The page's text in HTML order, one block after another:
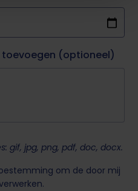
moment wijzigen of
button rechts
(optioneel)
gif, jpg, png, pdf, doc, docx.
om de door mij